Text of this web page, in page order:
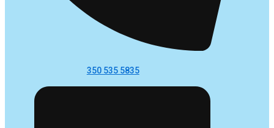
350 535 5835